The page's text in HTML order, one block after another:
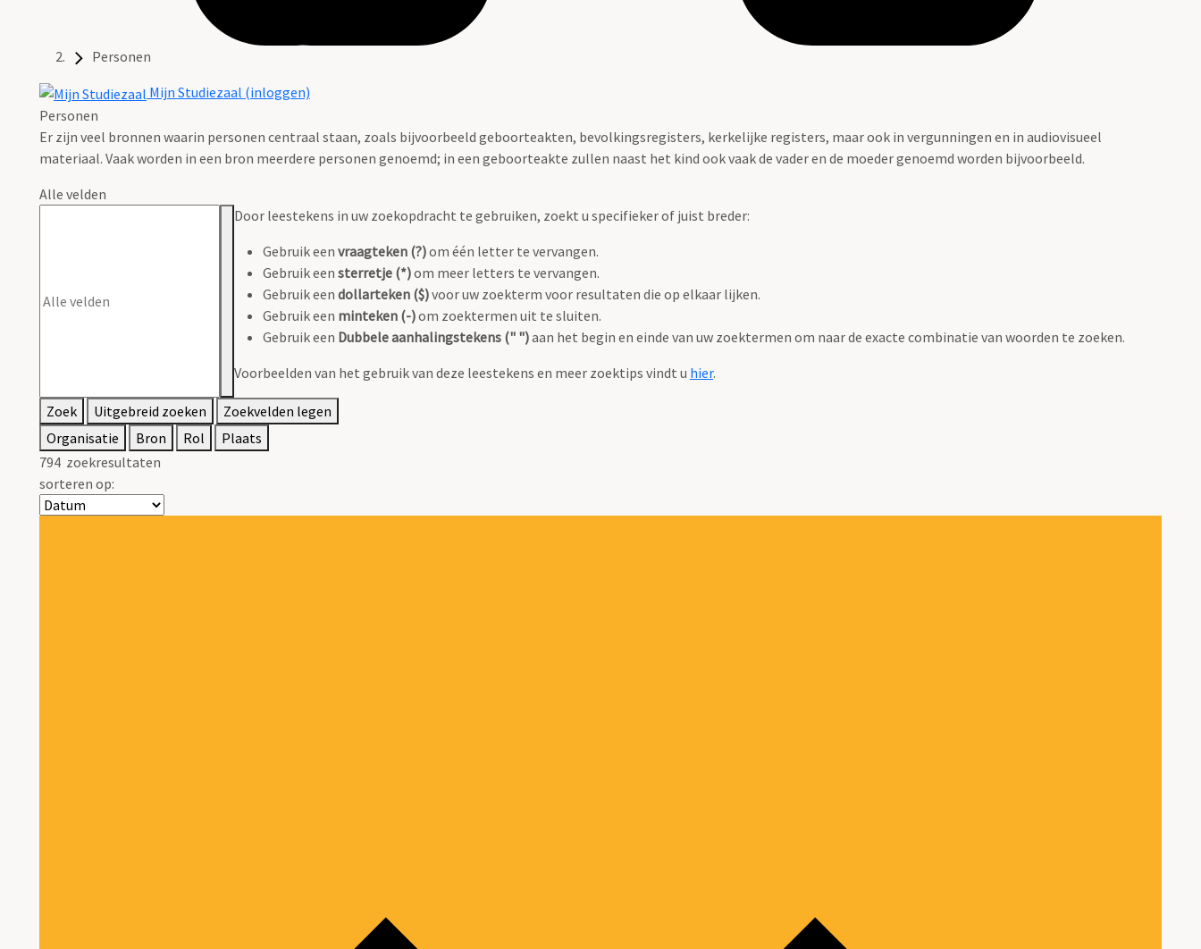
Personen
Mijn Studiezaal (inloggen)
Personen
Er zijn veel bronnen waarin personen centraal staan, zoals bijvoorbeeld geboorteakten, bevolkingsregisters, kerkelijke registers, maar ook in vergunningen en in audiovisueel
materiaal. Vaak worden in een bron meerdere personen genoemd; in een geboorteakte zullen naast het kind ook vaak de vader en de moeder genoemd worden bijvoorbeeld.
Alle velden
Door leestekens in uw zoekopdracht te gebruiken, zoekt u specifieker of juist breder:
Gebruik een vraagteken (?)om één letter te vervangen.
Gebruik een sterretje (*)om meer letters te vervangen.
Gebruik een dollarteken ($)voor uw zoekterm voor resultaten die op elkaar lijken.
Gebruik een minteken (-)om zoektermen uit te sluiten.
Gebruik een Dubbele aanhalingstekens (" ")aan het begin en einde van uw zoektermen om naar de exacte combinatie van woorden te zoeken.
Voorbeelden van het gebruik van deze leestekens en meer zoektips vindt u hier.
Zoek Uitgebreid zoeken
Zoekvelden legen
Organisatie
Bron Rol
Plaats
794 zoekresultaten
sorteren op: